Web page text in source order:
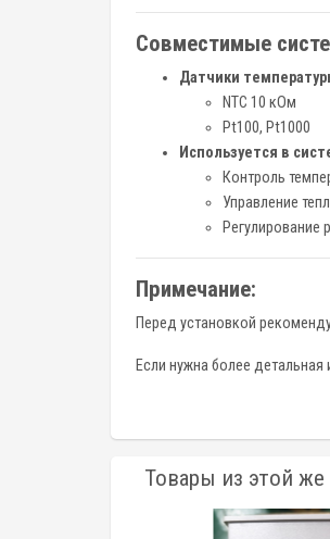
Совместимые
Датчики
NTC 10 кОм
Pt100, Pt1000
Используется в
Контроль
Управление
Регулирование
Примечание:
Перед установкой
Если нужна более
Товары из этой же